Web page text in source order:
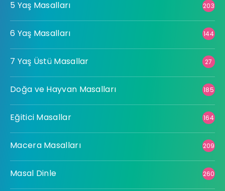
5 Yaş Masalları 203
6 Yaş Masalları 144
7 Yaş Üstü Masallar 27
Doğa ve Hayvan Masalları 185
Eğitici Masallar 164
Macera Masalları 209
Masal Dinle 260